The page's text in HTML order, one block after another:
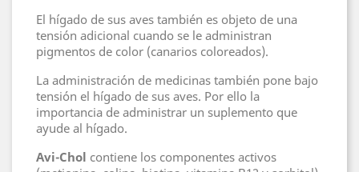
El hígado de sus aves también es objeto de una
tensión adicional cuando se le administran
pigmentos de color (canarios coloreados).
La administración de medicinas también pone bajo
tensión el hígado de sus aves. Por ello la
importancia de administrar un suplemento que
ayude al hígado.
Avi-Chol contiene los componentes activos